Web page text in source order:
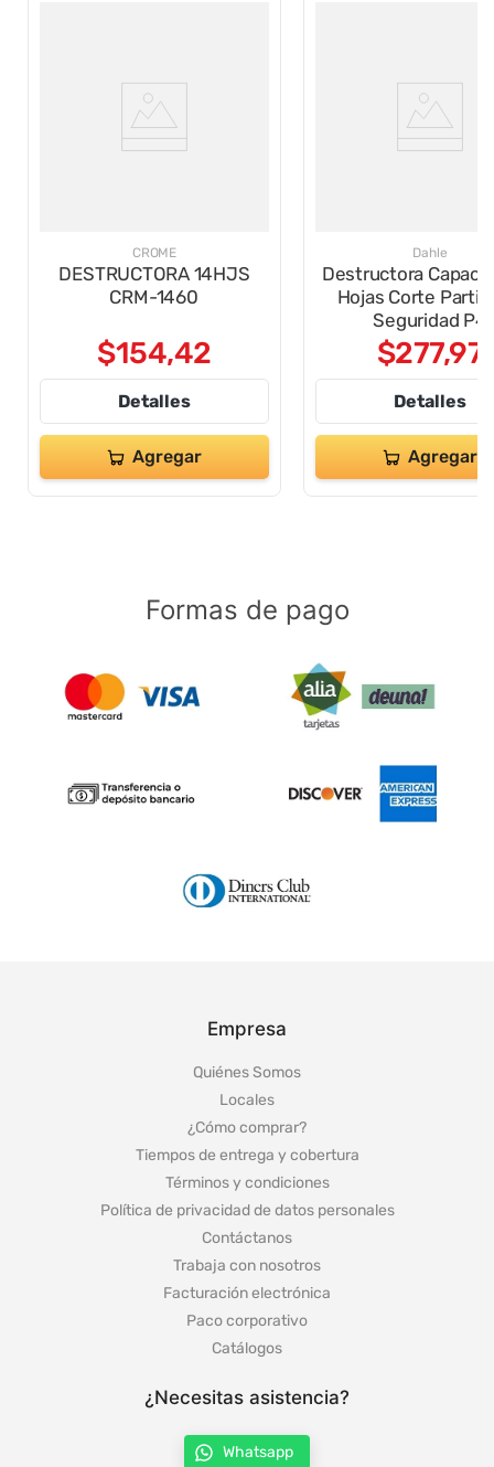
CROME
DESTRUCTORA 14HJS
CRM-1460
$154,42
Detalles
Agregar
Dahle
Destructora
Hojas Corte
Seguridad P4
$277,97
Detalles
Agregar
Formas de pago
Empresa
Quiénes Somos
Locales
¿Cómo comprar?
Tiempos de entrega y cobertura
Términos y condiciones
Política de privacidad de datos personales
Contáctanos
Trabaja con nosotros
Facturación electrónica
Paco corporativo
Catálogos
¿Necesitas asistencia?
Whatsapp